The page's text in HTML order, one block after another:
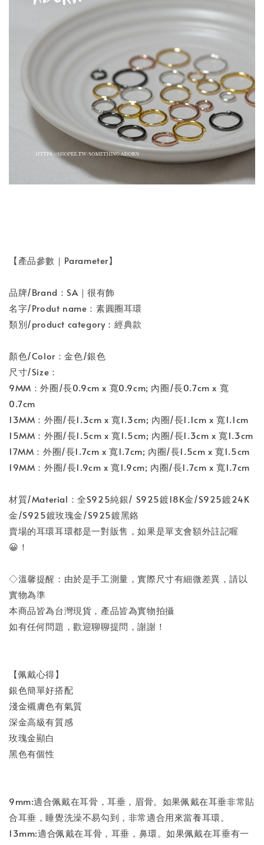
【產品參數｜Parameter】
品牌/Brand：SA｜很有飾
名字/Produt name：素圓圈耳環
類別/product category：經典款
顏色/Color：金色/銀色
尺寸/Size：
9MM：外圈/長0.9cm x 寬0.9cm; 內圈/長0.7cm x 寬
0.7cm
13MM：外圈/長1.3cm x 寬1.3cm; 內圈/長1.1cm x 寬1.1cm
15MM：外圈/長1.5cm x 寬1.5cm; 內圈/長1.3cm x 寬1.3cm
17MM：外圈/長1.7cm x 寬1.7cm; 內圈/長1.5cm x 寬1.5cm
19MM：外圈/長1.9cm x 寬1.9cm; 內圈/長1.7cm x 寬1.7cm
材質/Material：全S925純銀/ S925鍍18K金/S925鍍24K
金/S925鍍玫瑰金/S925鍍黑鉻
賣場的耳環耳環都是一對販售，如果是單支會額外註記喔
😀！
◇溫馨提醒：由於是手工測量，實際尺寸有細微差異，請以
實物為準
本商品皆為台灣現貨，產品皆為實物拍攝
如有任何問題，歡迎聊聊提問，謝謝！
【佩戴心得】
銀色簡單好搭配
淺金襯膚色有氣質
深金高級有質感
玫瑰金顯白
黑色有個性
9mm:適合佩戴在耳骨，耳垂，眉骨。如果佩戴在耳垂非常貼
合耳垂，睡覺洗澡不易勾到，非常適合用來當養耳環。
13mm:適合佩戴在耳骨，耳垂，鼻環。如果佩戴在耳垂有一